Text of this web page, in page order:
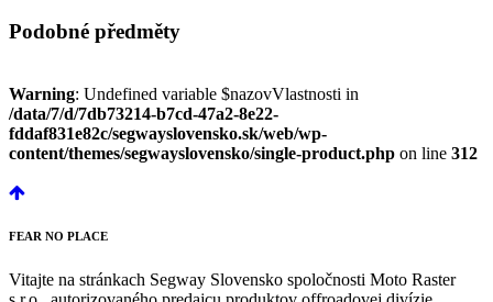
Podobné předměty
Warning: Undefined variable $nazovVlastnosti in
/data/7/d/7db73214-b7cd-47a2-8e22-
fddaf831e82c/segwayslovensko.sk/web/wp-
content/themes/segwayslovensko/single-product.php on line 312
FEAR NO PLACE
Vitajte na stránkach Segway Slovensko spoločnosti Moto Raster